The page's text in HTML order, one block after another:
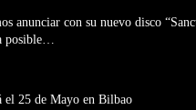
anunciar con su nuevo disco
posible…
el 25 de Mayo en Bilbao